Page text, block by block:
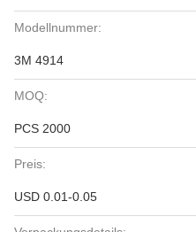
Modellnummer:
3M 4914
MOQ:
PCS 2000
Preis:
USD 0.01-0.05